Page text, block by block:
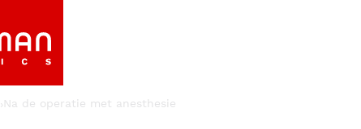
›Na de operatie met anesthesie